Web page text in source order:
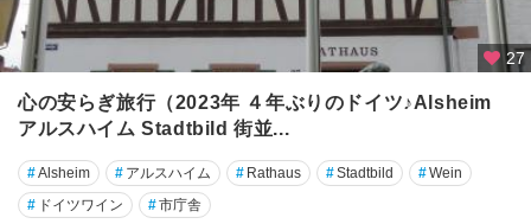
ン
ケ
ル
ビ
ュ
ー
ル
27
心の安らぎ旅行（2023年 ４年ぶりのドイツ♪Alsheim
アルスハイム Stadtbild 街並...
#Alsheim # アルスハイム # Rathaus #Stadtbild #Wein
# ドイツワイン #市庁舎